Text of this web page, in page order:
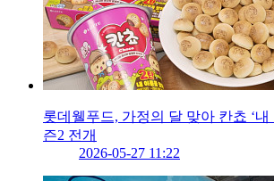
롯데웰푸드, 가정의 달 맞아 칸쵸 ‘내
즌2 전개
2026-05-27 11:22